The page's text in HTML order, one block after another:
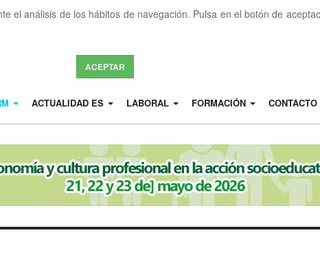
el análisis de los hábitos de navegación. Pulsa en el botón de
ACEPTAR
ACTUALIDAD ES LABORAL FORMACIÓN CONTACTO